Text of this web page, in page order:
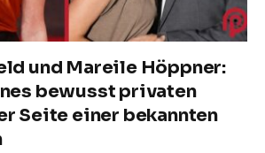
und Mareile Höppner:
bewusst privaten
Seite einer bekannten